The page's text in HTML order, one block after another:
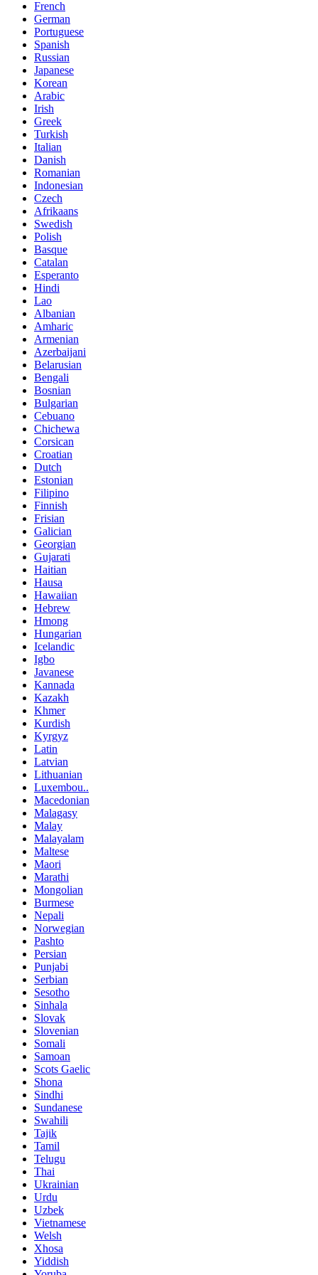
French
German
Portuguese
Spanish
Russian
Japanese
Korean
Arabic
Irish
Greek
Turkish
Italian
Danish
Romanian
Indonesian
Czech
Afrikaans
Swedish
Polish
Basque
Catalan
Esperanto
Hindi
Lao
Albanian
Amharic
Armenian
Azerbaijani
Belarusian
Bengali
Bosnian
Bulgarian
Cebuano
Chichewa
Corsican
Croatian
Dutch
Estonian
Filipino
Finnish
Frisian
Galician
Georgian
Gujarati
Haitian
Hausa
Hawaiian
Hebrew
Hmong
Hungarian
Icelandic
Igbo
Javanese
Kannada
Kazakh
Khmer
Kurdish
Kyrgyz
Latin
Latvian
Lithuanian
Luxembou..
Macedonian
Malagasy
Malay
Malayalam
Maltese
Maori
Marathi
Mongolian
Burmese
Nepali
Norwegian
Pashto
Persian
Punjabi
Serbian
Sesotho
Sinhala
Slovak
Slovenian
Somali
Samoan
Scots Gaelic
Shona
Sindhi
Sundanese
Swahili
Tajik
Tamil
Telugu
Thai
Ukrainian
Urdu
Uzbek
Vietnamese
Welsh
Xhosa
Yiddish